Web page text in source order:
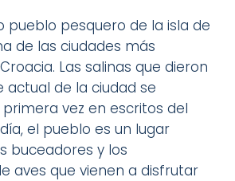
pueblo pesquero de la isla de
de las ciudades más
Las salinas que dieron
actual de la ciudad se
vez en escritos del
el pueblo es un lugar
buceadores y los
aves que vienen a disfrutar